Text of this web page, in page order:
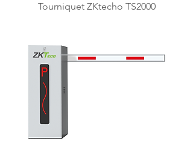
Tourniquet ZKtecho TS2000